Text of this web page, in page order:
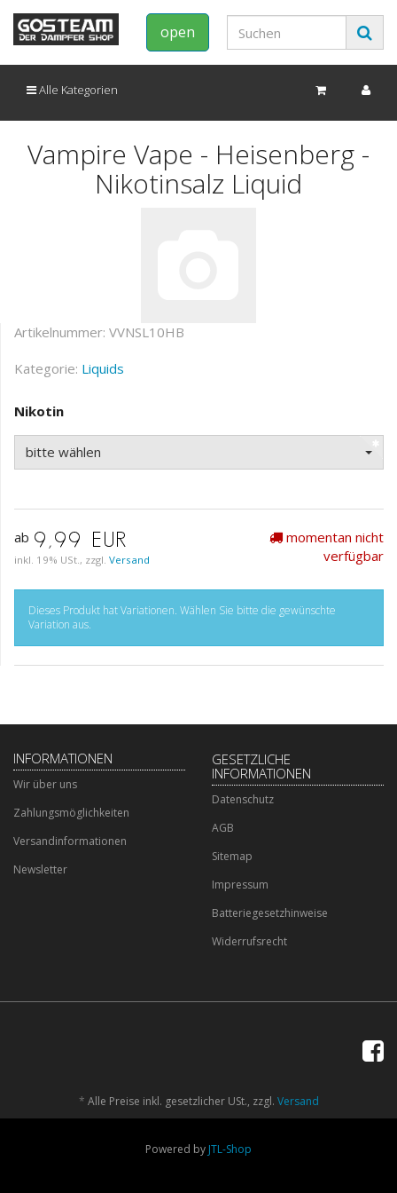
open
Alle Kategorien
Vampire Vape - Heisenberg -
Nikotinsalz Liquid
Artikelnummer: VVNSL10HB
Kategorie: Liquids
Nikotin
bitte wählen
ab
inkl. 19% USt., zzgl. Versand
momentan nicht
verfügbar
Dieses Produkt hat Variationen. Wählen Sie bitte die gewünschte
Variation aus.
INFORMATIONEN
Wir über uns
Zahlungsmöglichkeiten
Versandinformationen
Newsletter
GESETZLICHE
INFORMATIONEN
Datenschutz
AGB
Sitemap
Impressum
Batteriegesetzhinweise
Widerrufsrecht
* Alle Preise inkl. gesetzlicher USt., zzgl. Versand
Powered by JTL-Shop